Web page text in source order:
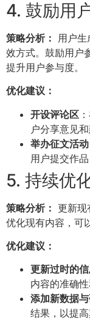
4. 鼓励用
策略分析：
用户
效方式。鼓励用户
提升用户参与度。
优化建议：
开设评论区
户分享意见和
举办征文活动
用户提交作
5. 持续优
策略分析： 更新现
优化现有内容，可
优化建议：
更新过时的
内容的准确性
添加新数据
结果，以提高